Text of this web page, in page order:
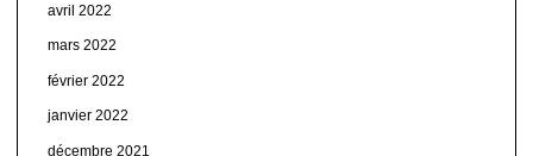
avril 2022
mars 2022
février 2022
janvier 2022
décembre 2021